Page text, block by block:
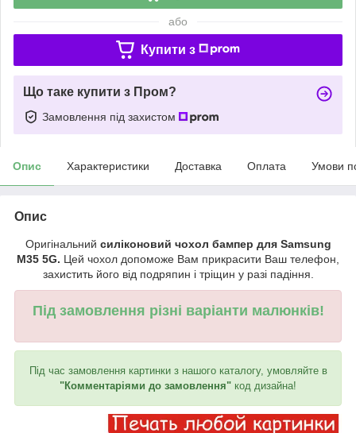
або
Купити з
Що таке купити з Пром?
Замовлення під захистом
Опис Характеристики Доставка Оплата Умови
Опис
Оригінальний силіконовий чохол бампер для Samsung
M35 5G. Цей чохол допоможе Вам прикрасити Ваш телефон,
захистить його від подряпин і тріщин у разі падіння.
Під замовлення різні варіанти малюнків!
Під час замовлення картинки з нашого каталогу, умовляйте в
"Комментаріями до замовлення" код дизайна!